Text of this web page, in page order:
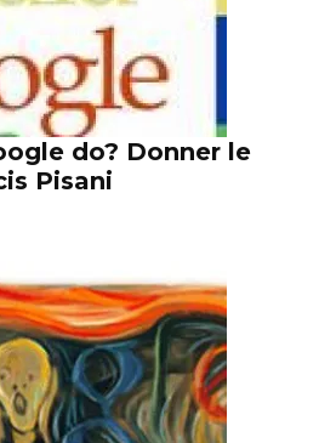
do? Donner le
Pisani